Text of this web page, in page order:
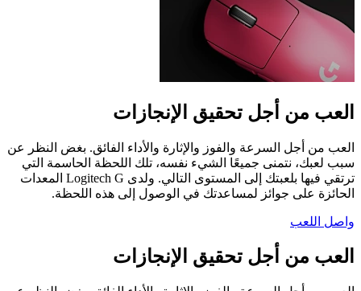
العب من أجل تحقيق الإنجازات
العب من أجل السرعة والفوز والإثارة والأداء الفائق. بغض النظر عن
سبب لعبك، نتمنى جميعًا الشيء نفسه، تلك اللحظة الحاسمة التي
ترتقي فيها بلعبتك إلى المستوى التالي. ولدى ‏Logitech G المعدات
الحائزة على جوائز لمساعدتك في الوصول إلى هذه اللحظة.
واصل اللعب
العب من أجل تحقيق الإنجازات